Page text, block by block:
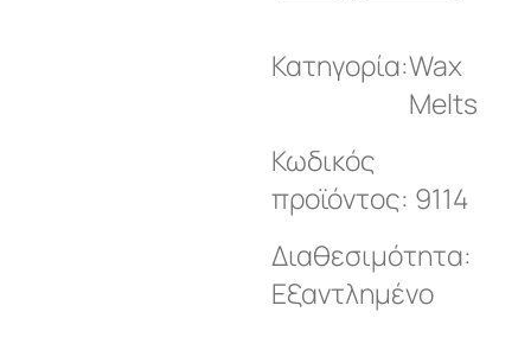
Κατηγορία:Wax
Melts
Κωδικός
προϊόντος: 9114
Διαθεσιμότητα:
Εξαντλημένο